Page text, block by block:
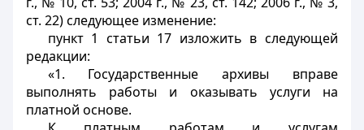
ст. 22) следующее изменение:
пункт 1 статьи 17 изложить в следующей
редакции:
«1. Государственные архивы вправе
выполнять работы и оказывать услуги на
платной основе.